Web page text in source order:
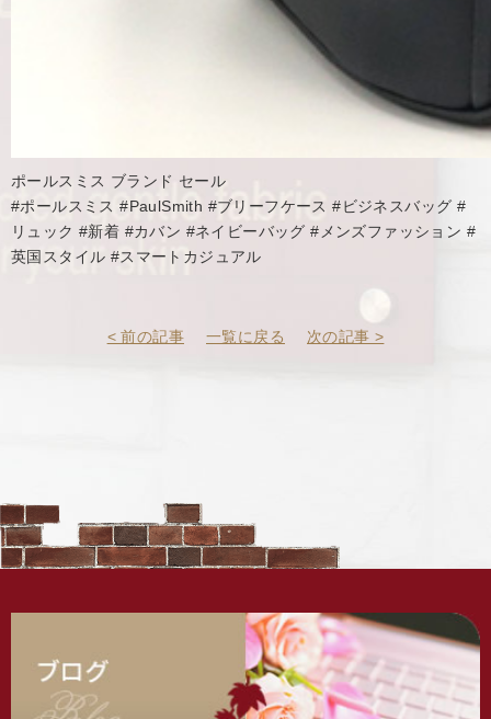
ポールスミス ブランド セール
#ポールスミス #PaulSmith #ブリーフケース #ビジネスバッグ #
リュック #新着 #カバン #ネイビーバッグ #メンズファッション #
英国スタイル #スマートカジュアル
< 前の記事 一覧に戻る 次の記事 >